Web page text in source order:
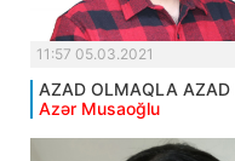
11:57 05.03.2021
AZAD OLMAQLA AZAD
Azər Musaoğlu